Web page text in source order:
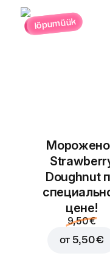
lõpumüük
Doughnut
цене!
9,50 €
от 5,50 €